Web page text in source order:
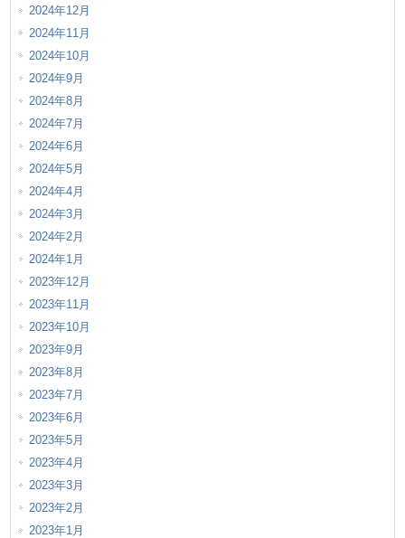
2024年12月
2024年11月
2024年10月
2024年9月
2024年8月
2024年7月
2024年6月
2024年5月
2024年4月
2024年3月
2024年2月
2024年1月
2023年12月
2023年11月
2023年10月
2023年9月
2023年8月
2023年7月
2023年6月
2023年5月
2023年4月
2023年3月
2023年2月
2023年1月